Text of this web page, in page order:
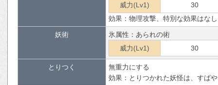
威力(Lv1)
30
効果：物理攻撃、特別な効果はなし
妖術
氷属性：あられの術
威力(Lv1)
30
とりつく
無重力にする
効果：とりつかれた妖怪は、すば